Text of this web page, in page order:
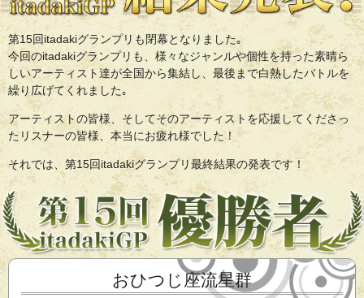
第15回itadakiグランプリも閉幕となりました｡
今回のitadakiグランプリも、様々なジャンルや個性を持った素晴ら
しいアーティスト達が全国から集結し、最後まで白熱したバトルを
繰り広げてくれました｡
アーティストの皆様、そしてそのアーティストを応援してくださっ
たリスナーの皆様、本当にお疲れ様でした！
それでは、第15回itadakiグランプリ最終結果の発表です！
おひつじ座流星群